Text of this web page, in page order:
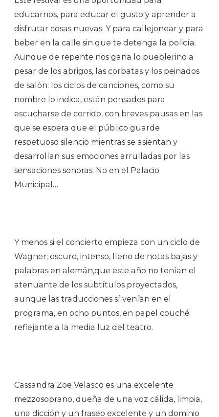
educarnos, para educar el gusto y aprender a
disfrutar cosas nuevas. Y para callejonear y para
beber en la calle sin que te detenga la policía.
Aunque de repente nos gana lo pueblerino a
pesar de los abrigos, las corbatas y los peinados
de salón: los ciclos de canciones, como su
nombre lo indica, están pensados para
escucharse de corrido, con breves pausas en las
que se espera que el público guarde
respetuoso silencio mientras se asientan y
desarrollan sus emociones arrulladas por las
sensaciones sonoras. No en el Palacio
Municipal…
Y menos si el concierto empieza con un ciclo de
Wagner; oscuro, intenso, lleno de notas bajas y
palabras en alemán,que este año no tenían el
atenuante de los subtítulos proyectados,
aunque las traducciones sí venían en el
programa, en ocho puntos, en papel couché
reflejante a la media luz del teatro.
Cassandra Zoe Velasco es una excelente
mezzosoprano, dueña de una voz cálida, limpia,
una dicción y un fraseo excelente y un dominio